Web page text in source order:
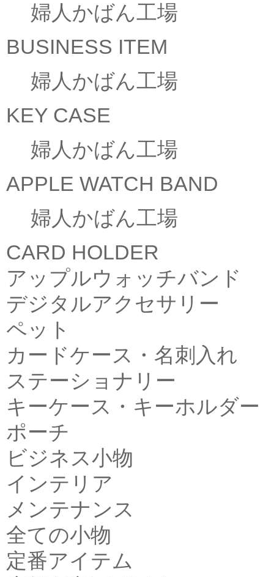
婦人かばん工場
BUSINESS ITEM
婦人かばん工場
KEY CASE
婦人かばん工場
APPLE WATCH BAND
婦人かばん工場
CARD HOLDER
アップルウォッチバンド
デジタルアクセサリー
ペット
カードケース・名刺入れ
ステーショナリー
キーケース・キーホルダー
ポーチ
ビジネス小物
インテリア
メンテナンス
全ての小物
定番アイテム